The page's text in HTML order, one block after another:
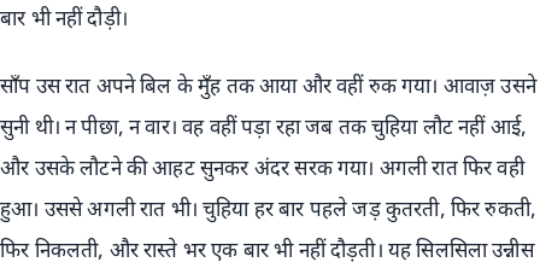
बार भी नहीं दौड़ी।
साँप उस रात अपने बिल के मुँह तक आया और वहीं रुक गया। आवाज़ उसने
सुनी थी। न पीछा, न वार। वह वहीं पड़ा रहा जब तक चुहिया लौट नहीं आई,
और उसके लौटने की आहट सुनकर अंदर सरक गया। अगली रात फिर वही
हुआ। उससे अगली रात भी। चुहिया हर बार पहले जड़ कुतरती, फिर रुकती,
फिर निकलती, और रास्ते भर एक बार भी नहीं दौड़ती। यह सिलसिला उन्नीस